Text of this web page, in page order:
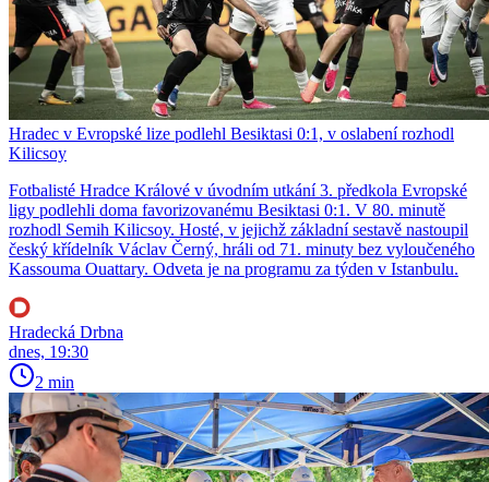
Hradec v Evropské lize podlehl Besiktasi 0:1, v oslabení rozhodl
Kilicsoy
Fotbalisté Hradce Králové v úvodním utkání 3. předkola Evropské
ligy podlehli doma favorizovanému Besiktasi 0:1. V 80. minutě
rozhodl Semih Kilicsoy. Hosté, v jejichž základní sestavě nastoupil
český křídelník Václav Černý, hráli od 71. minuty bez vyloučeného
Kassouma Ouattary. Odveta je na programu za týden v Istanbulu.
Hradecká Drbna
dnes, 19:30
2 min